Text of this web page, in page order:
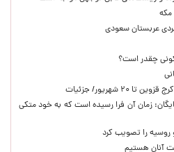
مکه
عربستان سعودی
چقدر است؟
شهریور/ جزئیات
زمان آن فرا رسیده است که به خود متکی
روسیه را تصویب کرد
آنان هستیم